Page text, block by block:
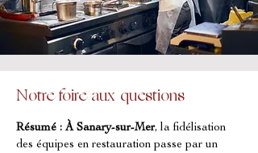
Notre foire aux questions
Résumé : À Sanary-sur-Mer, la fidélisation
des équipes en restauration passe par un